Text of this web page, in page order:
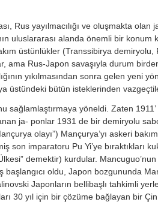
Rus yayılmacılığı ve oluşmakta olan
uluslararası alan­da önemli bir konum
üstünlükler (Transsibirya
ama Rus-Japon savaşıyla durum
yıkılmasın­dan sonra gelen yeni
üstündeki bütün isteklerinden
sağ­lamlaştırmaya yöneldi. Zaten
ja- ponlar 1931 de bir demiryolu
olayı”) Mançurya’yı askeri
son imparatoru Pu Yi’ye bırak­tıkları
de­mektir) kurdular.
başlangıcı oldu, Japon bozgununda
Japonların bellibaşlı tahkim­li
30 yıl için bir çözüme bağlayan bir